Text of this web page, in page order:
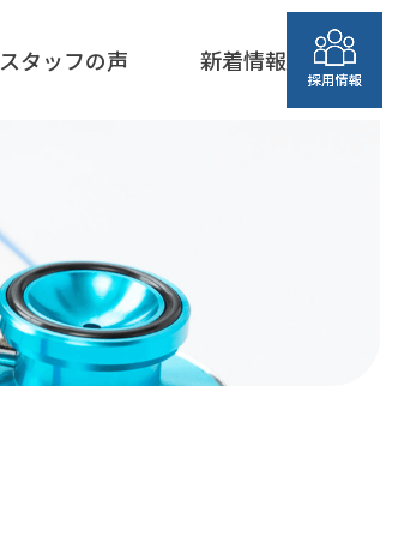
スタッフの声 新着情報